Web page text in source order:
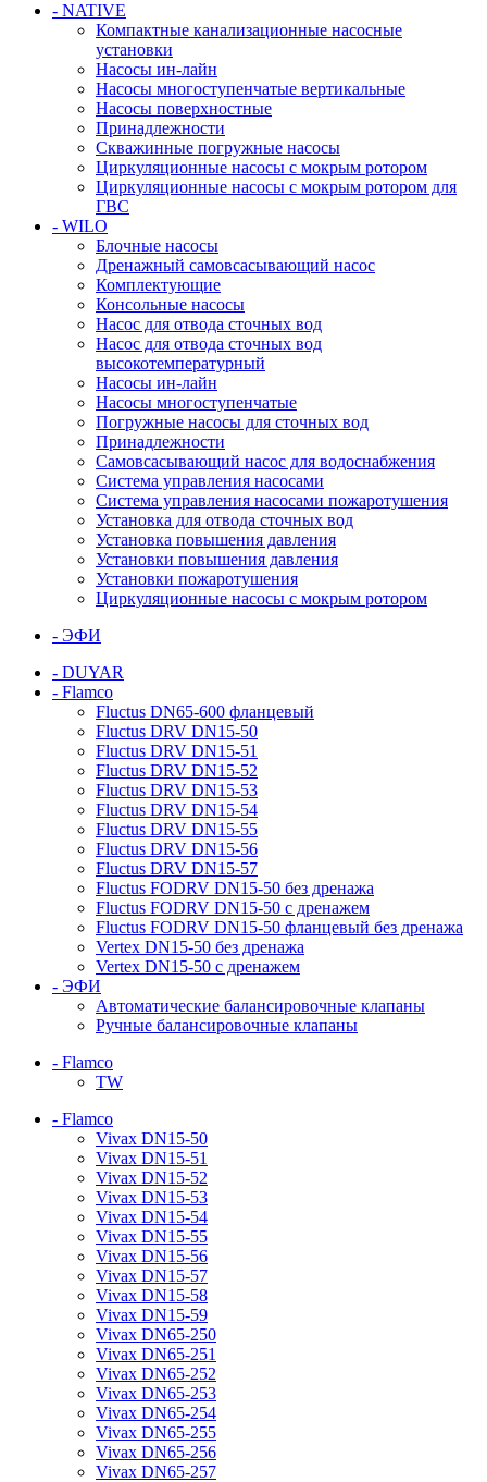
- NATIVE
Компактные канализационные насосные
установки
Насосы ин-лайн
Насосы многоступенчатые вертикальные
Насосы поверхностные
Принадлежности
Скважинные погружные насосы
Циркуляционные насосы с мокрым ротором
Циркуляционные насосы с мокрым ротором для
ГВС
- WILO
Блочные насосы
Дренажный самовсасывающий насос
Комплектующие
Консольные насосы
Насос для отвода сточных вод
Насос для отвода сточных вод
высокотемпературный
Насосы ин-лайн
Насосы многоступенчатые
Погружные насосы для сточных вод
Принадлежности
Самовсасывающий насос для водоснабжения
Система управления насосами
Система управления насосами пожаротушения
Установка для отвода сточных вод
Установка повышения давления
Установки повышения давления
Установки пожаротушения
Циркуляционные насосы с мокрым ротором
- ЭФИ
- DUYAR
- Flamco
Fluctus DN65-600 фланцевый
Fluctus DRV DN15-50
Fluctus DRV DN15-51
Fluctus DRV DN15-52
Fluctus DRV DN15-53
Fluctus DRV DN15-54
Fluctus DRV DN15-55
Fluctus DRV DN15-56
Fluctus DRV DN15-57
Fluctus FODRV DN15-50 без дренажа
Fluctus FODRV DN15-50 с дренажем
Fluctus FODRV DN15-50 фланцевый без дренажа
Vertex DN15-50 без дренажа
Vertex DN15-50 с дренажем
- ЭФИ
Автоматические балансировочные клапаны
Ручные балансировочные клапаны
- Flamco
TW
- Flamco
Vivax DN15-50
Vivax DN15-51
Vivax DN15-52
Vivax DN15-53
Vivax DN15-54
Vivax DN15-55
Vivax DN15-56
Vivax DN15-57
Vivax DN15-58
Vivax DN15-59
Vivax DN65-250
Vivax DN65-251
Vivax DN65-252
Vivax DN65-253
Vivax DN65-254
Vivax DN65-255
Vivax DN65-256
Vivax DN65-257